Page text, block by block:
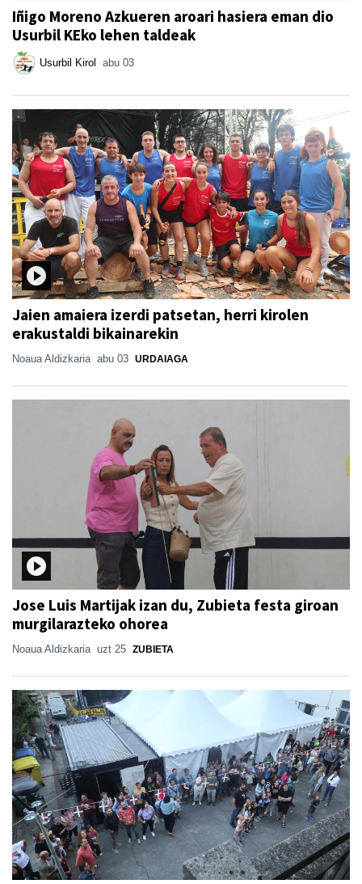
Iñigo Moreno Azkueren aroari hasiera eman dio
Usurbil KEko lehen taldeak
Usurbil Kirol abu 03
Jaien amaiera izerdi patsetan, herri kirolen
erakustaldi bikainarekin
Noaua Aldizkaria abu 03 URDAIAGA
Jose Luis Martijak izan du, Zubieta festa giroan
murgilarazteko ohorea
Noaua Aldizkaria uzt 25 ZUBIETA